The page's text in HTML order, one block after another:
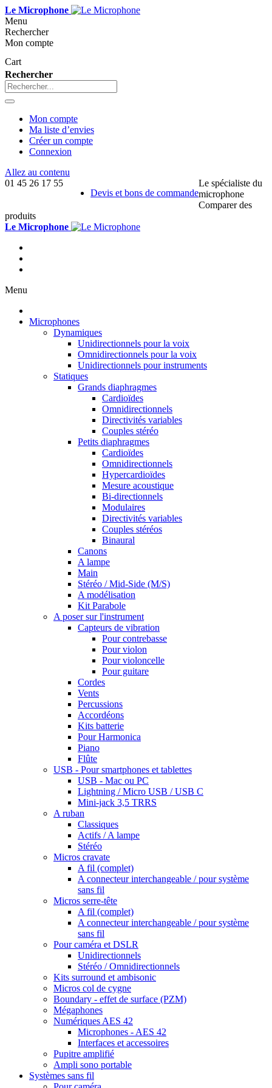
Le Microphone
Menu
Rechercher
Mon compte
Cart
Rechercher
Mon compte
Ma liste d’envies
Créer un compte
Connexion
Allez au contenu
01 45 26 17 55
Devis et bons de commande
Le spécialiste du
microphone
Comparer des
produits
Le Microphone
Menu
Microphones
Dynamiques
Unidirectionnels pour la voix
Omnidirectionnels pour la voix
Unidirectionnels pour instruments
Statiques
Grands diaphragmes
Cardioïdes
Omnidirectionnels
Directivités variables
Couples stéréo
Petits diaphragmes
Cardioïdes
Omnidirectionnels
Hypercardioïdes
Mesure acoustique
Bi-directionnels
Modulaires
Directivités variables
Couples stéréos
Binaural
Canons
A lampe
Main
Stéréo / Mid-Side (M/S)
A modélisation
Kit Parabole
A poser sur l'instrument
Capteurs de vibration
Pour contrebasse
Pour violon
Pour violoncelle
Pour guitare
Cordes
Vents
Percussions
Accordéons
Kits batterie
Pour Harmonica
Piano
Flûte
USB - Pour smartphones et tablettes
USB - Mac ou PC
Lightning / Micro USB / USB C
Mini-jack 3,5 TRRS
A ruban
Classiques
Actifs / A lampe
Stéréo
Micros cravate
A fil (complet)
A connecteur interchangeable / pour système
sans fil
Micros serre-tête
A fil (complet)
A connecteur interchangeable / pour système
sans fil
Pour caméra et DSLR
Unidirectionnels
Stéréo / Omnidirectionnels
Kits surround et ambisonic
Micros col de cygne
Boundary - effet de surface (PZM)
Mégaphones
Numériques AES 42
Microphones - AES 42
Interfaces et accessoires
Pupitre amplifié
Ampli sono portable
Systèmes sans fil